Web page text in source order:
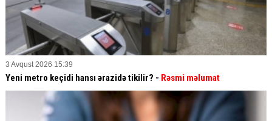
3 Avqust 2026 15:39
Yeni metro keçidi hansı ərazidə tikilir? - Rəsmi məlumat